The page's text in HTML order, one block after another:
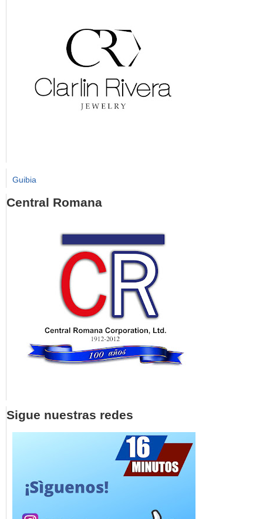
Guibia
Central Romana
Sigue nuestras redes